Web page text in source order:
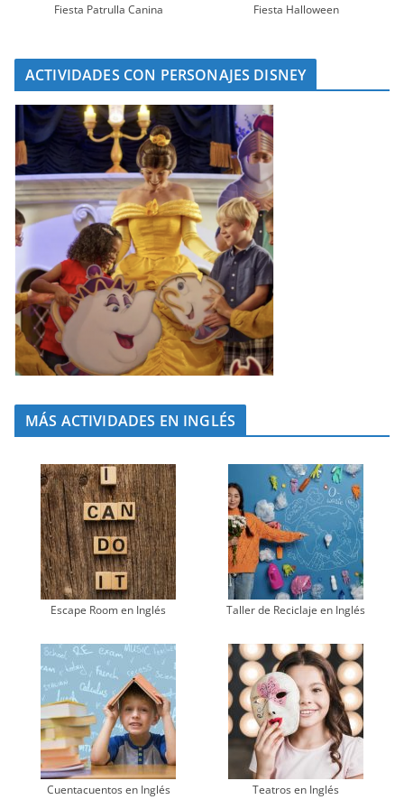
Fiesta Patrulla Canina Fiesta Halloween
ACTIVIDADES CON PERSONAJES DISNEY
MÁS ACTIVIDADES EN INGLÉS
Escape Room en Inglés Taller de Reciclaje en Inglés
Cuentacuentos en Inglés Teatros en Inglés